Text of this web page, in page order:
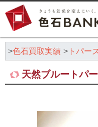
色石買取実績 トパー
天然ブルートパ